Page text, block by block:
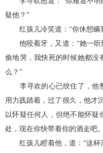
疑他？”
红孩儿冷笑道：“你休想瞒
他咬着牙，又道：“她一听
偷地哭，我快死的时候她都没
么？”
李寻欢的心已绞住了，他
用力践踏着，过了很久，他才
以怀疑任何人，但绝不能怀疑
处，现在你快带着你的酒走吧
红孩儿瞪着他，道：“这杯